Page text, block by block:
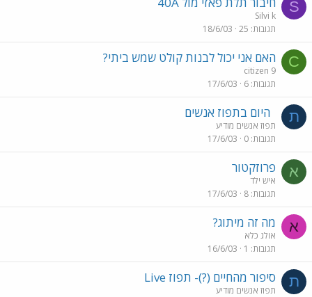
S
Silvi k
תגובות 25
18/6/03
C האם אני יכול לבנות קולט שמש ביתי?
citizen 9
תגובות 6
17/6/03
ת היום בתפוז אנשים
תפוז אנשים מודיע
תגובות 0
17/6/03
א פרוזקטור
איש ילד
תגובות 8
17/6/03
א מה זה מיתוג?
אולג כלא
תגובות 1
16/6/03
ת סיפור מהחיים (?)- תפוז Live
תפוז אנשים מודיע